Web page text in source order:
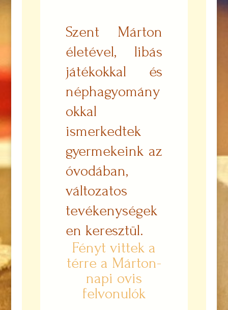
Szent Márton
életével, libás
játékokkal és
néphagyomány
okkal
ismerkedtek
gyermekeink az
óvodában,
változatos
tevékenységek
en keresztül.
Fényt vittek a
térre a Márton-
napi ovis
felvonulók